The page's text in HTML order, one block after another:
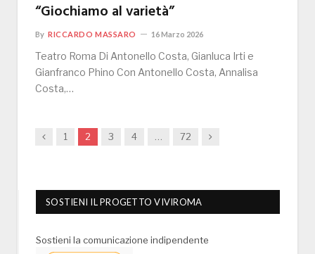
“Giochiamo al varietà”
By RICCARDO MASSARO 16 Marzo 2026
Teatro Roma Di Antonello Costa, Gianluca Irti e
Gianfranco Phino Con Antonello Costa, Annalisa
Costa,…
Previous
1 2 3 4 … 72 Next
SOSTIENI IL PROGETTO VIVIROMA
Sostieni la comunicazione indipendente